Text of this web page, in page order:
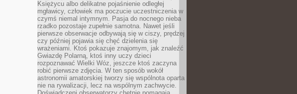
Księżycu albo delikatne pojaśnienie odległej
mgławicy, człowiek ma poczucie uczestniczenia w
czymś niemal intymnym. Pasja do nocnego nieba
rzadko pozostaje zupełnie samotna. Nawet jeśli
pierwsze obserwacje odbywają się w ciszy, prędzej
czy później pojawia się chęć dzielenia się
wrażeniami. Ktoś pokazuje znajomym, jak znaleźć
Gwiazdę Polarną, ktoś inny uczy dzieci
rozpoznawać Wielki Wóz, jeszcze ktoś zaczyna
robić pierwsze zdjęcia. W ten sposób wokół
astronomii amatorskiej tworzy się wspólnota oparta
nie na rywalizacji, lecz na wspólnym zachwycie.